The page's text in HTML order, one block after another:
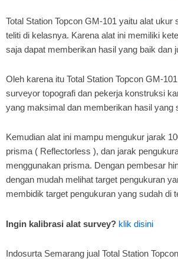
Total Station Topcon GM-101 yaitu alat ukur
teliti di kelasnya. Karena alat ini memiliki
saja dapat memberikan hasil yang baik dan
Oleh karena itu Total Station Topcon GM-
surveyor topografi dan pekerja konstruksi
yang maksimal dan memberikan hasil yang
Kemudian alat ini mampu mengukur jarak
prisma ( Reflectorless ), dan jarak
menggunakan prisma. Dengan pembesar
dengan mudah melihat target pengukuran
membidik target pengukuran yang sudah di
Ingin kalibrasi alat survey? klik disini
Indosurta Semarang jual Total Station